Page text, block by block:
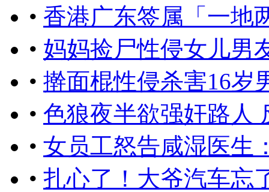
• 香港广东签属「一地
• 妈妈捡尸性侵女儿男
• 擀面棍性侵杀害16岁
• 色狼夜半欲强奸路人
• 女员工怒告咸湿医生
• 扎心了！大爷汽车忘